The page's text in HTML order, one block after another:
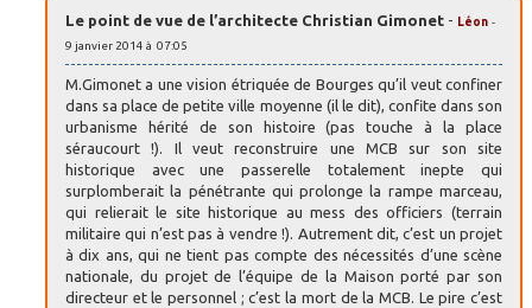
Le point de vue de l’architecte Christian Gimonet - Léon -
9 janvier 2014 à 07:05
M.Gimonet a une vision étriquée de Bourges qu’il veut confiner
dans sa place de petite ville moyenne (il le dit), confite dans son
urbanisme hérité de son histoire (pas touche à la place
séraucourt !). Il veut reconstruire une MCB sur son site
historique avec une passerelle totalement inepte qui
surplomberait la pénétrante qui prolonge la rampe marceau,
qui relierait le site historique au mess des officiers (terrain
militaire qui n’est pas à vendre !). Autrement dit, c’est un projet
à dix ans, qui ne tient pas compte des nécessités d’une scène
nationale, du projet de l’équipe de la Maison porté par son
directeur et le personnel ; c’est la mort de la MCB. Le pire c’est